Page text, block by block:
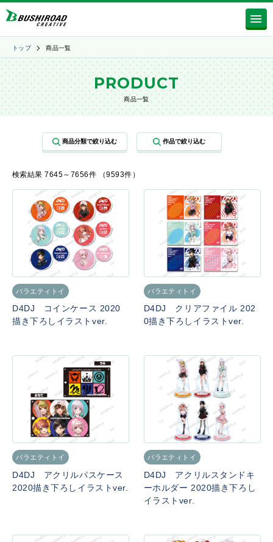
トップ 商品一覧
PRODUCT
商品一覧
検索結果 7645～7656件 （9593件）
バラエティトイ
D4DJ コインケース 2020
描き下ろしイラストver.
バラエティトイ
D4DJ クリアファイル 202
0描き下ろしイラストver.
バラエティトイ
D4DJ アクリルパスケース
2020描き下ろしイラストver.
バラエティトイ
D4DJ アクリルスタンドキ
ーホルダー 2020描き下ろし
イラストver.